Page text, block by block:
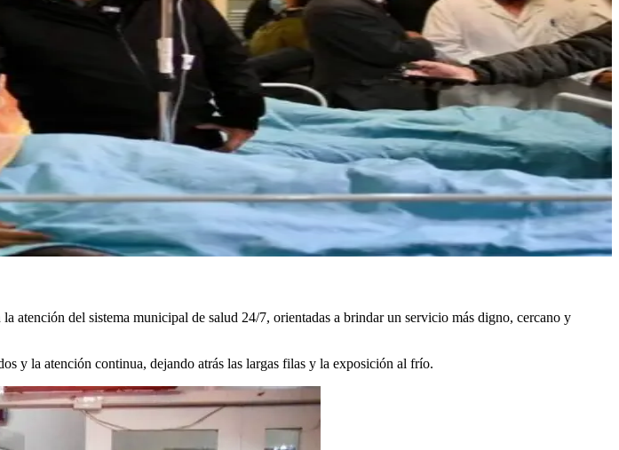
atención del sistema municipal de salud 24/7, orientadas a brindar un servicio más digno, cercano y
y la atención continua, dejando atrás las largas filas y la exposición al frío.